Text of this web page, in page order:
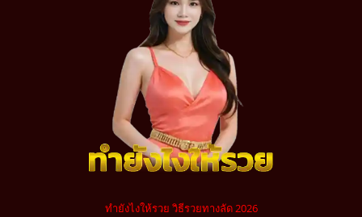
ทำยังไงให้รวย วิธีรวยทางลัด 2026